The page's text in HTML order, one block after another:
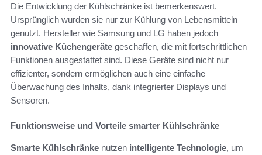
Die Entwicklung der Kühlschränke ist bemerkenswert.
Ursprünglich wurden sie nur zur Kühlung von Lebensmitteln
genutzt. Hersteller wie Samsung und LG haben jedoch
innovative Küchengeräte geschaffen, die mit fortschrittlichen
Funktionen ausgestattet sind. Diese Geräte sind nicht nur
effizienter, sondern ermöglichen auch eine einfache
Überwachung des Inhalts, dank integrierter Displays und
Sensoren.
Funktionsweise und Vorteile smarter Kühlschränke
Smarte Kühlschränke nutzen intelligente Technologie, um